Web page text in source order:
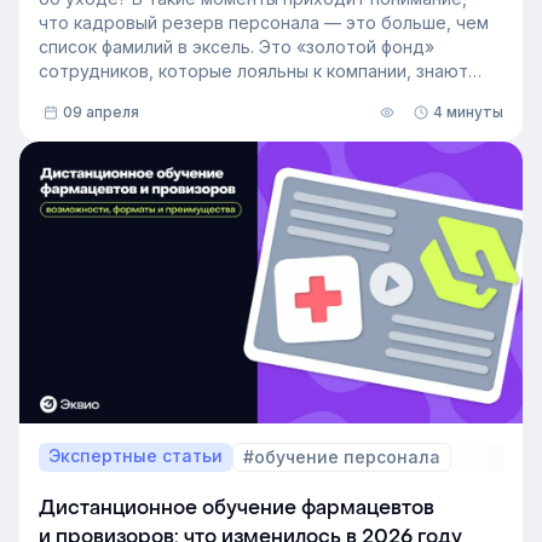
что кадровый резерв персонала — это больше, чем
список фамилий в эксель. Это «золотой фонд»
сотрудников, которые лояльны к компании, знают
освободившуюся должность. Не у каждой компании
есть такой документ, потому что собирать его
вручную — трудоёмкая задача. Однако с приходом
автоматизации формирование кадрового запаса
перестало требовать большого ресурса. Теперь это
важный инструмент для любой компании, которая
не хочет зависеть от капризов рынка труда. В статье
разберёмся, как выстроить процесс формирование
кадрового резерва с помощью современных
09 апреля 4 минуты
Экспертные статьи #обучение персонала
Дистанционное обучение фармацевтов